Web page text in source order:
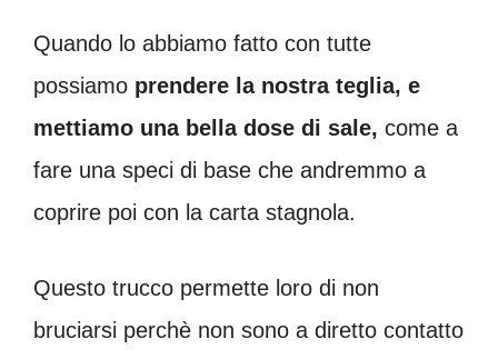
Quando lo abbiamo fatto con tutte
possiamo prendere la nostra teglia, e
mettiamo una bella dose di sale, come a
fare una speci di base che andremmo a
coprire poi con la carta stagnola.
Questo trucco permette loro di non
bruciarsi perchè non sono a diretto contatto